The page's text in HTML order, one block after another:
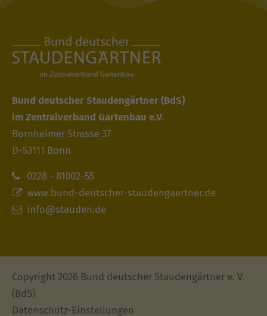
Bund deutscher Staudengärtner (BdS)
im Zentralverband Gartenbau e.V.
Bornheimer Strasse 37
D-53111 Bonn
0228 - 81002-55
www.bund-deutscher-staudengaertner.de
info@stauden.de
Copyright 2026 Bund deutscher Staudengärtner e. V.
(BdS)
Datenschutz-Einstellungen